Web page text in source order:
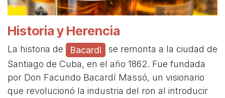
Historia y Herencia
La historia de Bacardi
se remonta a la ciudad de
Santiago de Cuba, en el año 1862. Fue fundada
por Don Facundo Bacardí Massó, un visionario
que revolucionó la industria del ron al introducir